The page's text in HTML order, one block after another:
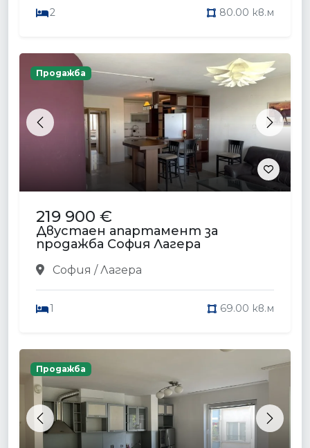
2 80.00 кв.м
Previous Next
Продажба
219 900 €
Двустаен апартамент за
продажба София Лагера
София / Лагера
1 69.00 кв.м
Previous Next
Продажба